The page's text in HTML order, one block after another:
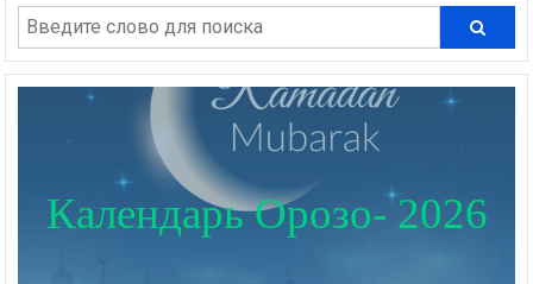
Календарь Орозо- 2026